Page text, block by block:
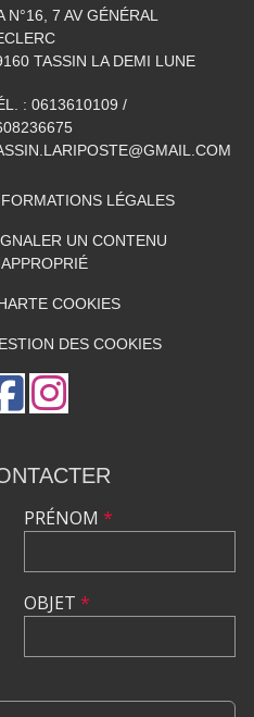
N°16, 7 AV GÉNÉRAL
TASSIN LA DEMI LUNE
: 0613610109 /
LÉGALES
UN CONTENU
COOKIES
DES COOKIES
PRÉNOM *
OBJET *